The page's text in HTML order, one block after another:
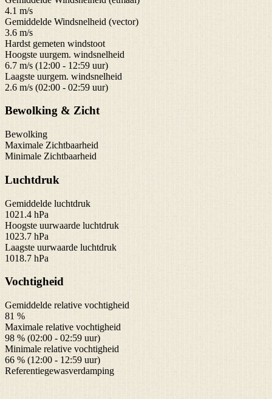
4.1 m/s
Gemiddelde Windsnelheid (vector)
3.6 m/s
Hardst gemeten windstoot
Hoogste uurgem. windsnelheid
6.7 m/s (12:00 - 12:59 uur)
Laagste uurgem. windsnelheid
2.6 m/s (02:00 - 02:59 uur)
Bewolking & Zicht
Bewolking
Maximale Zichtbaarheid
Minimale Zichtbaarheid
Luchtdruk
Gemiddelde luchtdruk
1021.4 hPa
Hoogste uurwaarde luchtdruk
1023.7 hPa
Laagste uurwaarde luchtdruk
1018.7 hPa
Vochtigheid
Gemiddelde relative vochtigheid
81 %
Maximale relative vochtigheid
98 % (02:00 - 02:59 uur)
Minimale relative vochtigheid
66 % (12:00 - 12:59 uur)
Referentiegewasverdamping